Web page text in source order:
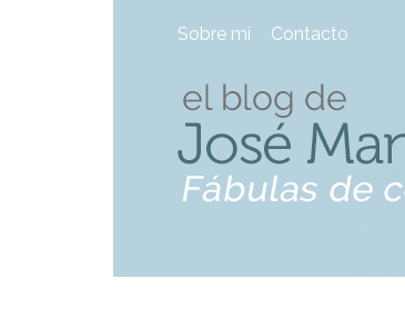
Sobre mí Contacto